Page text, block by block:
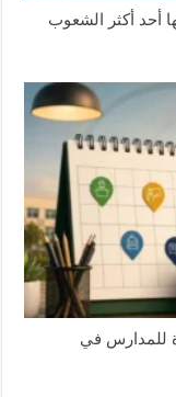
أحد أكثر الشعوب
للمدارس في